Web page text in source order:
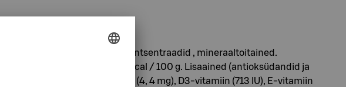
taimsete valkude kontsentraadid , mineraaltoitained.
energi at: 438 kcal / 100 g. Lisaained (antioksüdandid ja
(16, 9 mg), B6-vitamiin (4, 4 mg), D3-vitamiin (713 IU), E-vitamiin